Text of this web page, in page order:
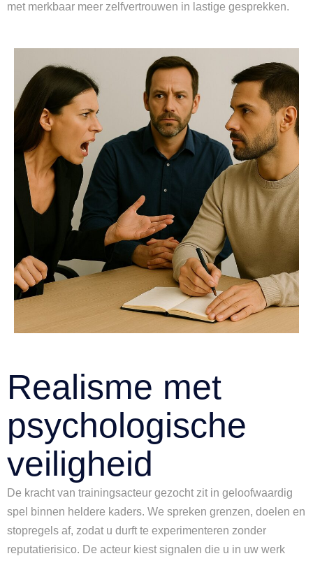
met merkbaar meer zelfvertrouwen in lastige gesprekken.
Realisme met
psychologische
veiligheid
De kracht van trainingsacteur gezocht zit in geloofwaardig
spel binnen heldere kaders. We spreken grenzen, doelen en
stopregels af, zodat u durft te experimenteren zonder
reputatierisico. De acteur kiest signalen die u in uw werk